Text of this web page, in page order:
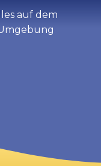
auf dem